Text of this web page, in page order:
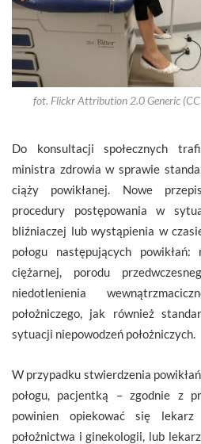
fot. Flickr Attribution 2.0 Generic
Do konsultacji społecznych
ministra zdrowia w sprawie
ciąży powikłanej. Nowe
procedury postępowania w
bliźniaczej lub wystąpienia w
połogu następujących
ciężarnej, porodu
niedotlenienia
położniczego, jak również
sytuacji niepowodzeń położniczych.
W przypadku stwierdzenia
połogu, pacjentką – zgodnie z
powinien opiekować się
położnictwa i ginekologii, lub